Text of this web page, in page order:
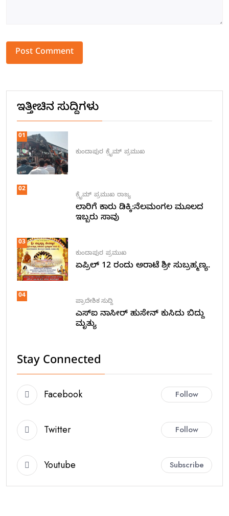
ಇತ್ತೀಚಿನ ಸುದ್ದಿಗಳು
01
ಕುಂದಾಪುರ ಕ್ರೈಮ್ ಪ್ರಮುಖ
02
ಕ್ರೈಮ್ ಪ್ರಮುಖ ರಾಜ್ಯ
ಲಾರಿಗೆ ಕಾರು ಡಿಕ್ಕಿ:ನೆಲಮಂಗಲ ಮೂಲದ
ಇಬ್ಬರು ಸಾವು
03
ಕುಂದಾಪುರ ಪ್ರಮುಖ
ಏಪ್ರಿಲ್ 12 ರಂದು ಅರಾಟೆ ಶ್ರೀ ಸುಬ್ರಹ್ಮಣ್ಯ.
04
ಪ್ರಾದೇಶಿಕ ಸುದ್ದಿ
ಎಸ್ಐ ನಾಸೀರ್ ಹುಸೇನ್ ಕುಸಿದು ಬಿದ್ದು
ಮೃತ್ಯು
Stay Connected
Facebook Follow
Twitter Follow
Youtube Subscribe